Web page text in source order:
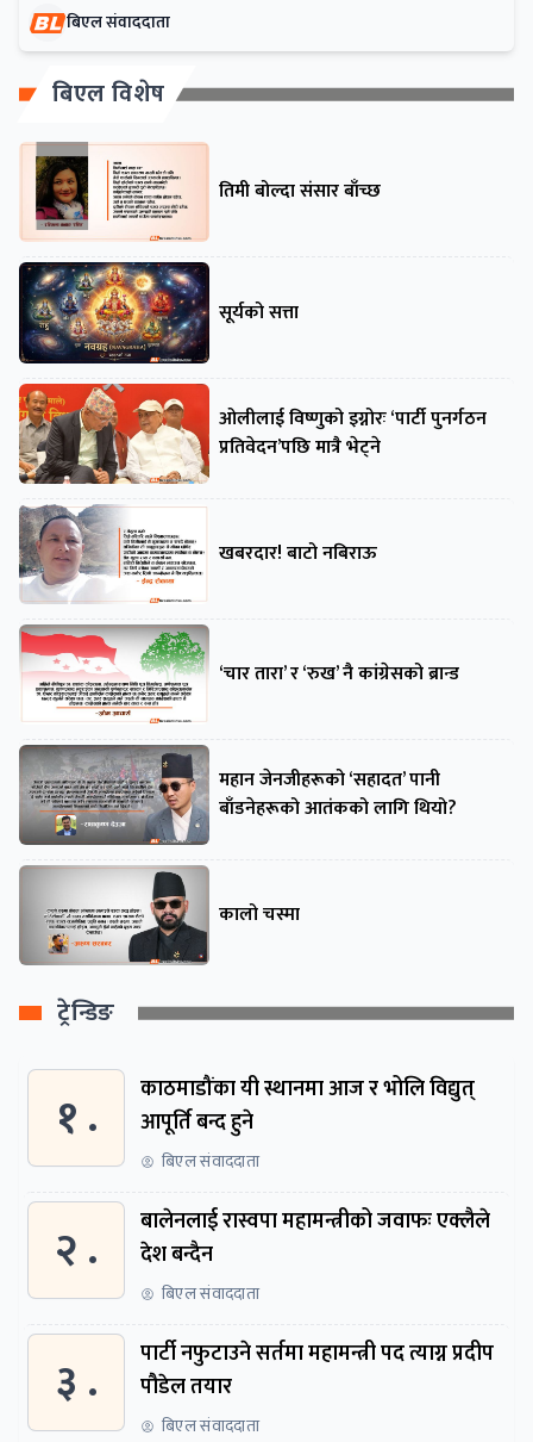
बिएल संवाददाता
बिएल विशेष
तिमी बोल्दा संसार बाँच्छ
सूर्यको सत्ता
ओलीलाई विष्णुको इग्नोरः ‘पार्टी पुनर्गठन
प्रतिवेदन’पछि मात्रै भेट्ने
खबरदार! बाटो नबिराऊ
‘चार तारा’ र ‘रुख’ नै कांग्रेसको ब्रान्ड
महान जेनजीहरूको ‘सहादत’ पानी
बाँडनेहरूको आतंकको लागि थियो?
कालो चस्मा
ट्रेन्डिङ
१ .
काठमाडौंका यी स्थानमा आज र भोलि विद्युत्
आपूर्ति बन्द हुने
बिएल संवाददाता
२ .
बालेनलाई रास्वपा महामन्त्रीको जवाफः एक्लैले
देश बन्दैन
बिएल संवाददाता
३ .
पार्टी नफुटाउने सर्तमा महामन्त्री पद त्याग्न प्रदीप
पौडेल तयार
बिएल संवाददाता